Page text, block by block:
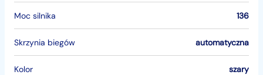
Moc silnika 136
Skrzynia biegów automatyczna
Kolor szary